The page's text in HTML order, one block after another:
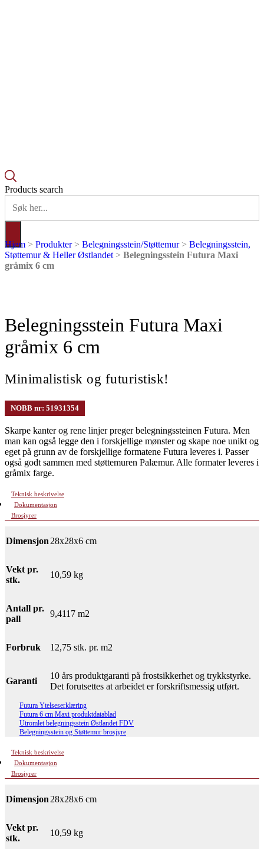
Products search
Hjem > Produkter> Belegningsstein/Støttemur> Belegningsstein,
Støttemur & Heller Østlandet > Belegningsstein Futura Maxi
gråmix 6 cm
Belegningsstein Futura Maxi
gråmix 6 cm
Minimalistisk og futuristisk!
NOBB nr: 51931354
Skarpe kanter og rene linjer preger belegningssteinen Futura. Men
man kan også legge den i forskjellige mønster og skape noe unikt og
eget på grunn av de forskjellige formatene Futura leveres i. Passer
også godt sammen med støttemuren Palæmur. Alle formater leveres i
gråmix farge.
Teknisk beskrivelse
Dokumentasjon
Brosjyrer
Dimensjon 28x28x6 cm
Vekt pr.
stk.
10,59 kg
Antall pr.
pall
9,4117 m2
Forbruk 12,75 stk. pr. m2
Garanti
10 års produktgaranti på frostsikkerhet og trykkstyrke.
Det forutsettes at arbeidet er forskriftsmessig utført.
Futura Ytelseserklæring
Futura 6 cm Maxi produktdatablad
Utromlet belegningsstein Østlandet FDV
Belegningsstein og Støttemur brosjyre
Teknisk beskrivelse
Dokumentasjon
Brosjyrer
Dimensjon 28x28x6 cm
Vekt pr.
stk.
10,59 kg